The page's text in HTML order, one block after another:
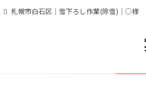
札幌市白石区｜雪下ろし作業(除雪)｜○様